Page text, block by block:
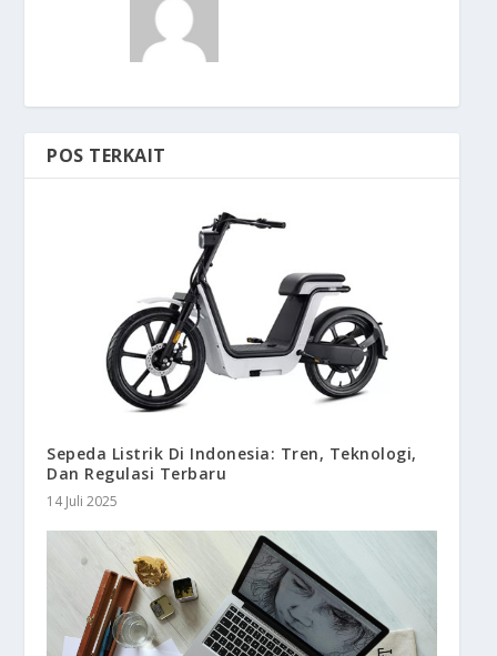
POS TERKAIT
Sepeda Listrik Di Indonesia: Tren, Teknologi,
Dan Regulasi Terbaru
14 Juli 2025